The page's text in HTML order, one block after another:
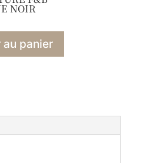
NOIR
au panier